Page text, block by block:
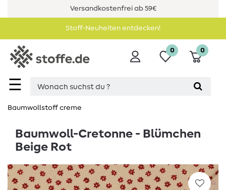
Versandkostenfrei ab 59€
Stoff-Neuheiten entdecken!
☰
0 0
Baumwollstoff creme
Baumwoll-Cretonne - Blümchen
Beige Rot